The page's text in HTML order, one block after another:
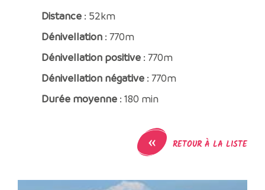
Distance : 52km
Dénivellation : 770m
Dénivellation positive : 770m
Dénivellation négative : 770m
Durée moyenne : 180 min
« RETOUR À LA LISTE